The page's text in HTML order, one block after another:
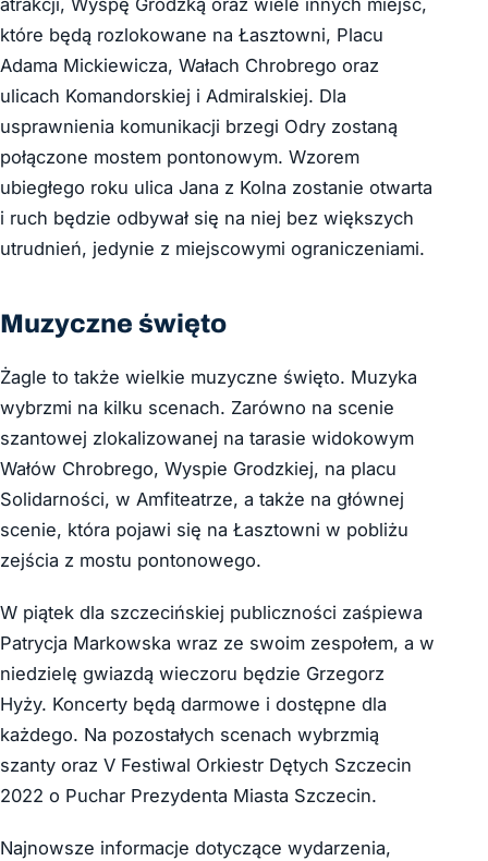
atrakcji, Wyspę Grodzką oraz wiele innych miejsc,
które będą rozlokowane na Łasztowni, Placu
Adama Mickiewicza, Wałach Chrobrego oraz
ulicach Komandorskiej i Admiralskiej. Dla
usprawnienia komunikacji brzegi Odry zostaną
połączone mostem pontonowym. Wzorem
ubiegłego roku ulica Jana z Kolna zostanie otwarta
i ruch będzie odbywał się na niej bez większych
utrudnień, jedynie z miejscowymi ograniczeniami.
Muzyczne święto
Żagle to także wielkie muzyczne święto. Muzyka
wybrzmi na kilku scenach. Zarówno na scenie
szantowej zlokalizowanej na tarasie widokowym
Wałów Chrobrego, Wyspie Grodzkiej, na placu
Solidarności, w Amfiteatrze, a także na głównej
scenie, która pojawi się na Łasztowni w pobliżu
zejścia z mostu pontonowego.
W piątek dla szczecińskiej publiczności zaśpiewa
Patrycja Markowska wraz ze swoim zespołem, a w
niedzielę gwiazdą wieczoru będzie Grzegorz
Hyży. Koncerty będą darmowe i dostępne dla
każdego. Na pozostałych scenach wybrzmią
szanty oraz V Festiwal Orkiestr Dętych Szczecin
2022 o Puchar Prezydenta Miasta Szczecin.
Najnowsze informacje dotyczące wydarzenia,